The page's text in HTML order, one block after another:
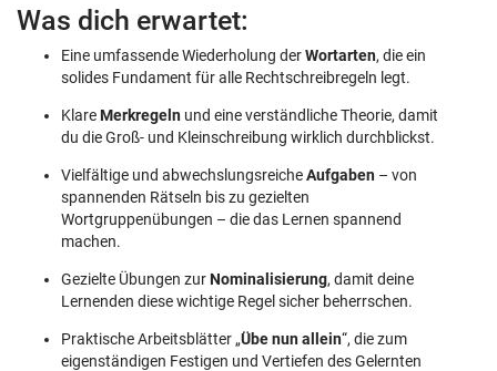
Was dich erwartet:
Eine umfassende Wiederholung derWortarten, die ein
solides Fundament für alle Rechtschreibregeln legt.
KlareMerkregeln und eine verständliche Theorie, damit
du die Groß- und Kleinschreibung wirklich durchblickst.
Vielfältige und abwechslungsreicheAufgaben – von
spannenden Rätseln bis zu gezielten
Wortgruppenübungen – die das Lernen spannend
machen.
Gezielte Übungen zurNominalisierung, damit deine
Lernenden diese wichtige Regel sicher beherrschen.
Praktische Arbeitsblätter „Übe nun allein“, die zum
eigenständigen Festigen und Vertiefen des Gelernten